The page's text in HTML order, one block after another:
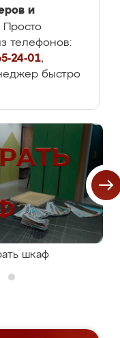
и
телефонов:
24-01,
быстро
шкаф